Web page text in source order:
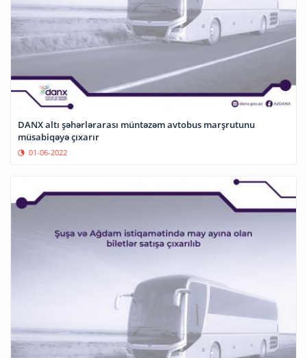
DANX altı şəhərlərarası müntəzəm avtobus marşrutunu
müsabiqəyə çıxarır
01-06-2022